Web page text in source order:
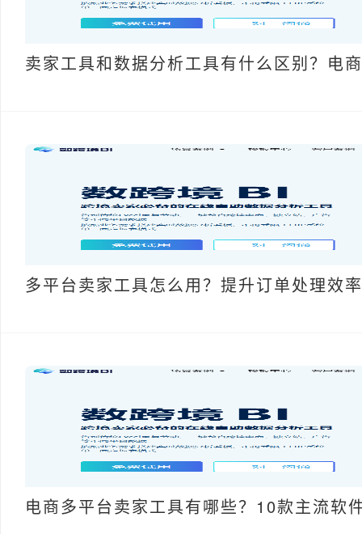
卖家工具和数据分析工具有什么区别？电
多平台卖家工具怎么用？提升订单处理效
电商多平台卖家工具有哪些？10款主流软